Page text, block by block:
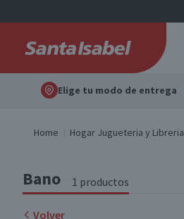
Elige tu modo de entrega
Home Hogar Jugueteria y Libreria
Bano 1 productos
Volver